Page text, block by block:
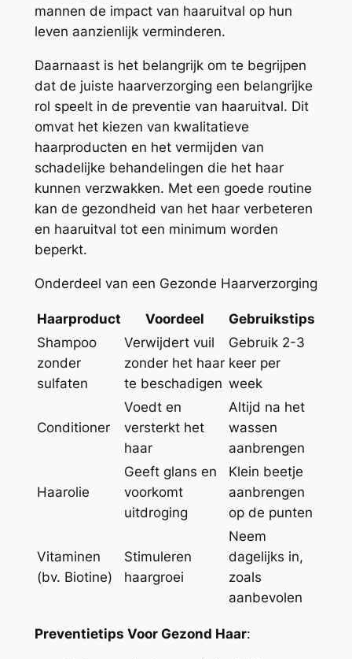
mannen de impact van haaruitval op hun
leven aanzienlijk verminderen.
Daarnaast is het belangrijk om te begrijpen
dat de juiste haarverzorging een belangrijke
rol speelt in de preventie van haaruitval. Dit
omvat het kiezen van kwalitatieve
haarproducten en het vermijden van
schadelijke behandelingen die het haar
kunnen verzwakken. Met een goede routine
kan de gezondheid van het haar verbeteren
en haaruitval tot een minimum worden
beperkt.
Onderdeel van een Gezonde Haarverzorging
Haarproduct Voordeel
Gebruikstips
Shampoo
zonder
sulfaten
Verwijdert vuil
zonder het haar
te beschadigen
Gebruik 2-3
keer per
week
Conditioner
Voedt en
versterkt het
haar
Altijd na het
wassen
aanbrengen
Haarolie
Geeft glans en
voorkomt
uitdroging
Klein beetje
aanbrengen
op de punten
Vitaminen
(bv. Biotine)
Stimuleren
haargroei
Neem
dagelijks in,
zoals
aanbevolen
Preventietips Voor Gezond Haar: